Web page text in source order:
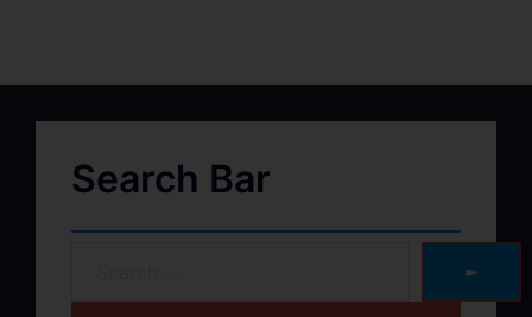
Search Bar
➽